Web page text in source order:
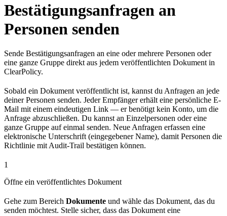
Bestätigungsanfragen an
Personen senden
Sende Bestätigungsanfragen an eine oder mehrere Personen oder
eine ganze Gruppe direkt aus jedem veröffentlichten Dokument in
ClearPolicy.
Sobald ein Dokument veröffentlicht ist, kannst du Anfragen an jede
deiner Personen senden. Jeder Empfänger erhält eine persönliche E-
Mail mit einem eindeutigen Link — er benötigt kein Konto, um die
Anfrage abzuschließen. Du kannst an Einzelpersonen oder eine
ganze Gruppe auf einmal senden. Neue Anfragen erfassen eine
elektronische Unterschrift (eingegebener Name), damit Personen die
Richtlinie mit Audit-Trail bestätigen können.
1
Öffne ein veröffentlichtes Dokument
Gehe zum Bereich Dokumente und wähle das Dokument, das du
senden möchtest. Stelle sicher, dass das Dokument eine